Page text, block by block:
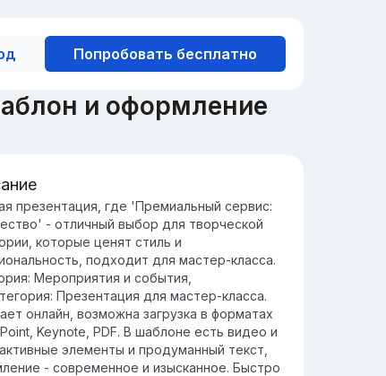
Попробовать бесплатно
и оформление
и значение
сервис — это
услуги, которые
исключительное
потребностей клиентов.
премиальные сервисы играют
роль, создавая уникальные
которые выделяются среди
презентация, где 'Премиальный сервис:
- отличный выбор для творческой
которые ценят стиль и
подходит для мастер-класса.
Мероприятия и события,
Презентация для мастер-класса.
онлайн, возможна загрузка в форматах
Keynote, PDF. В шаблоне есть видео и
элементы и продуманный текст,
- современное и изысканное. Быстро